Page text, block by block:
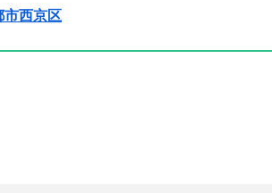
市西京区